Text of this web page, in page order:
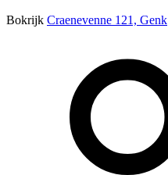
Bokrijk Craenevenne 121, Genk